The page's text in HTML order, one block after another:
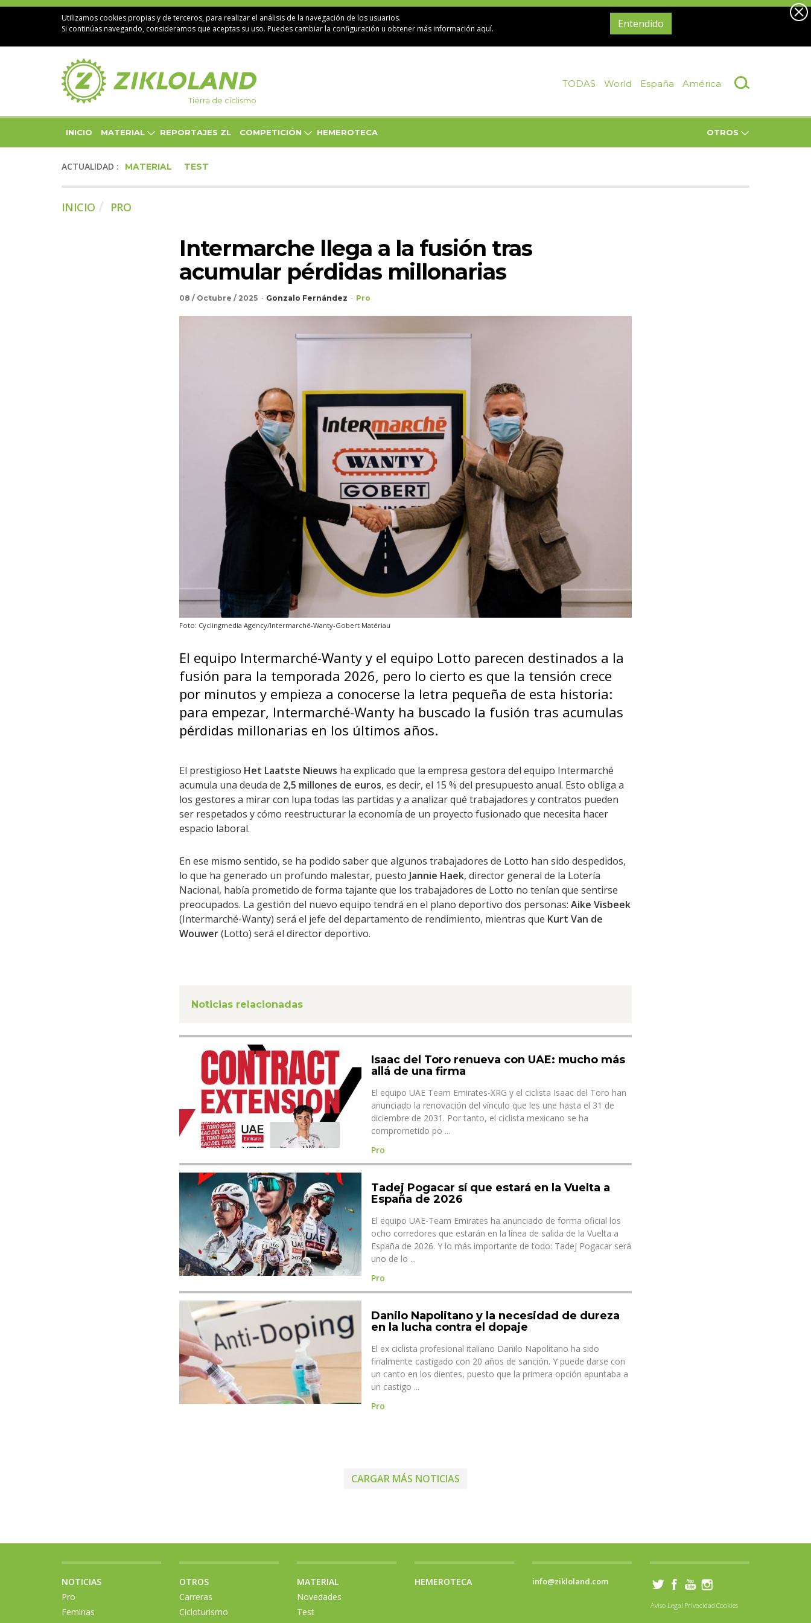
Utilizamos cookies propias y de terceros, para realizar el análisis de la navegación de los usuarios.
Si continúas navegando, consideramos que aceptas su uso. Puedes cambiar la configuración u obtenermás información aquí. Entendido
Tierra de ciclismo
TODAS World España América
INICIO MATERIAL REPORTAJES ZL COMPETICIÓN HEMEROTECA OTROS
ACTUALIDAD : MATERIAL TEST
INICIO PRO
Intermarche llega a la fusión tras
acumular pérdidas millonarias
08 / Octubre / 2025 Gonzalo Fernández Pro
Foto: Cyclingmedia Agency/Intermarché-Wanty-Gobert Matériau
El equipo Intermarché-Wanty y el equipo Lotto parecen destinados a la
fusión para la temporada 2026, pero lo cierto es que la tensión crece
por minutos y empieza a conocerse la letra pequeña de esta historia:
para empezar, Intermarché-Wanty ha buscado la fusión tras acumulas
pérdidas millonarias en los últimos años.
El prestigioso Het Laatste Nieuws ha explicado que la empresa gestora del equipo Intermarché
acumula una deuda de 2,5 millones de euros, es decir, el 15 % del presupuesto anual. Esto obliga a
los gestores a mirar con lupa todas las partidas y a analizar qué trabajadores y contratos pueden
ser respetados y cómo reestructurar la economía de un proyecto fusionado que necesita hacer
espacio laboral.
En ese mismo sentido, se ha podido saber que algunos trabajadores de Lotto han sido despedidos,
lo que ha generado un profundo malestar, puesto Jannie Haek, director general de la Lotería
Nacional, había prometido de forma tajante que los trabajadores de Lotto no tenían que sentirse
preocupados. La gestión del nuevo equipo tendrá en el plano deportivo dos personas: Aike Visbeek
(Intermarché-Wanty) será el jefe del departamento de rendimiento, mientras que Kurt Van de
Wouwer(Lotto) será el director deportivo.
Noticias relacionadas
Isaac del Toro renueva con UAE: mucho más
allá de una firma
El equipo UAE Team Emirates-XRG y el ciclista Isaac del Toro han
anunciado la renovación del vínculo que les une hasta el 31 de
diciembre de 2031. Por tanto, el ciclista mexicano se ha
comprometido po ...
Pro
Tadej Pogacar sí que estará en la Vuelta a
España de 2026
El equipo UAE-Team Emirates ha anunciado de forma oficial los
ocho corredores que estarán en la línea de salida de la Vuelta a
España de 2026. Y lo más importante de todo: Tadej Pogacar será
uno de lo ...
Pro
Danilo Napolitano y la necesidad de dureza
en la lucha contra el dopaje
El ex ciclista profesional italiano Danilo Napolitano ha sido
finalmente castigado con 20 años de sanción. Y puede darse con
un canto en los dientes, puesto que la primera opción apuntaba a
un castigo ...
Pro
CARGAR MÁS NOTICIAS
NOTICIAS
Pro
Feminas
OTROS
Carreras
Cicloturismo
MATERIAL
Novedades
Test
HEMEROTECA info@zikloland.com
Aviso Legal Privacidad Cookies